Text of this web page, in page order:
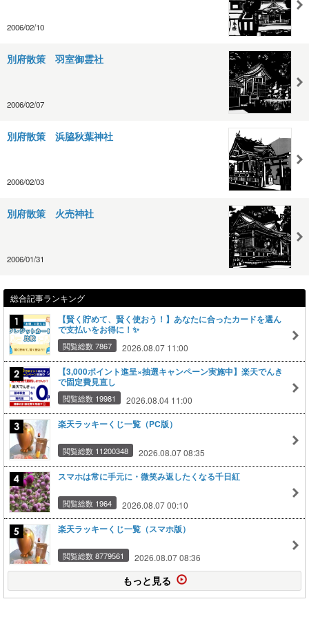
2006/02/10
別府散策 羽室御霊社
2006/02/07
別府散策 浜脇秋葉神社
2006/02/03
別府散策 火売神社
2006/01/31
総合記事ランキング
【賢く貯めて、賢く使おう！】あなたに合ったカードを選ん
で支払いをお得に！✨
閲覧総数 7867 2026.08.07 11:00
【3,000ポイント進呈×抽選キャンペーン実施中】楽天でんき
で固定費見直し
閲覧総数 19981 2026.08.04 11:00
楽天ラッキーくじ一覧（PC版）
閲覧総数 11200348 2026.08.07 08:35
スマホは常に手元に・微笑み返したくなる千日紅
閲覧総数 1964 2026.08.07 00:10
楽天ラッキーくじ一覧（スマホ版）
閲覧総数 8779561 2026.08.07 08:36
もっと見る